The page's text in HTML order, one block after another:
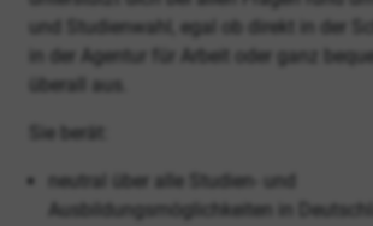
und Studienwahl, egal ob direkt in der
in der Agentur für Arbeit oder ganz
überall aus.
Sie berät:
neutral über alle Studien- und
Ausbildungsmöglichkeiten in